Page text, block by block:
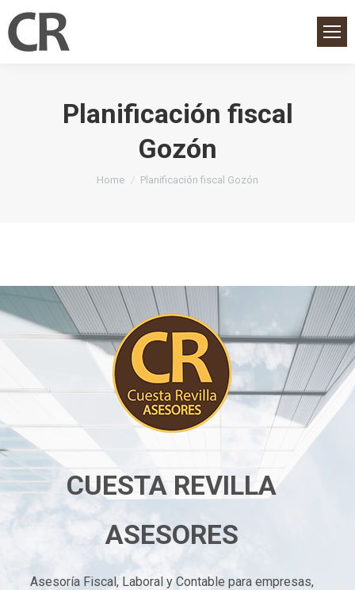
Planificación fiscal
Gozón
You are here:
Home Planificación fiscal Gozón
CUESTA REVILLA
ASESORES
Asesoría Fiscal, Laboral y Contable para empresas,